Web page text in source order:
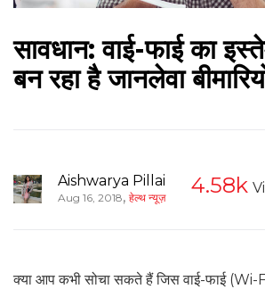
सावधान: वाई-फाई का
बन रहा है जानलेवा
Aishwarya Pillai
Aug 16, 2018, हेल्थ न्यूज़ 4.58k
क्या आप कभी सोचा सकते हैं जिस वाई-फाई